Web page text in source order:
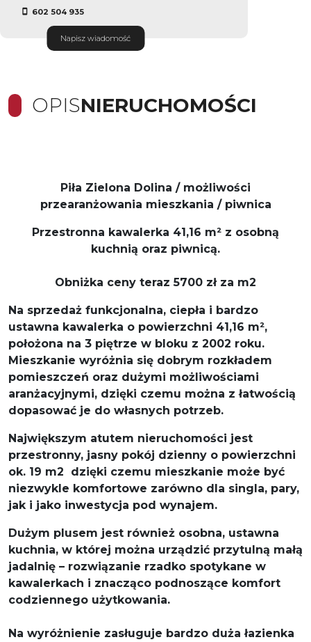
602 504 935
Napisz wiadomość
OPISNIERUCHOMOŚCI
Piła Zielona Dolina / możliwości
przearanżowania mieszkania / piwnica
Przestronna kawalerka 41,16 m² z osobną
kuchnią oraz piwnicą.
Obniżka ceny teraz 5700 zł za m2
Na sprzedaż funkcjonalna, ciepła i bardzo
ustawna kawalerka o powierzchni 41,16 m²,
położona na 3 piętrze w bloku z 2002 roku.
Mieszkanie wyróżnia się dobrym rozkładem
pomieszczeń oraz dużymi możliwościami
aranżacyjnymi, dzięki czemu można z łatwością
dopasować je do własnych potrzeb.
Największym atutem nieruchomości jest
przestronny, jasny pokój dzienny o powierzchni
ok. 19 m2 dzięki czemu mieszkanie może być
niezwykle komfortowe zarówno dla singla, pary,
jak i jako inwestycja pod wynajem.
Dużym plusem jest również osobna, ustawna
kuchnia, w której można urządzić przytulną małą
jadalnię – rozwiązanie rzadko spotykane w
kawalerkach i znacząco podnoszące komfort
codziennego użytkowania.
Na wyróżnienie zasługuje bardzo duża łazienka